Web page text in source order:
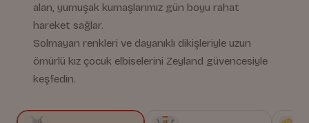
alan, yumuşak kumaşlarımız gün boyu rahat
hareket sağlar.
Solmayan renkleri ve dayanıklı dikişleriyle uzun
ömürlü kız çocuk elbiselerini Zeyland güvencesiyle
keşfedin.